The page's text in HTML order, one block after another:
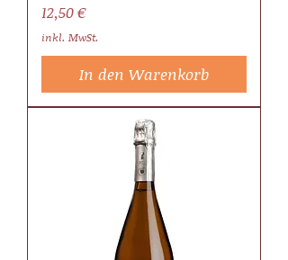
Preis
12,50 €
inkl. MwSt.
In den Warenkorb